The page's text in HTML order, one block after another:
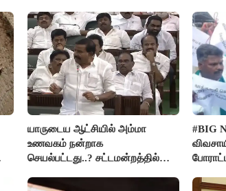
யாருடைய ஆட்சியில் அம்மா
உணவகம் நன்றாக
செயல்பட்டது..? சட்டமன்றத்தில்
#BIG